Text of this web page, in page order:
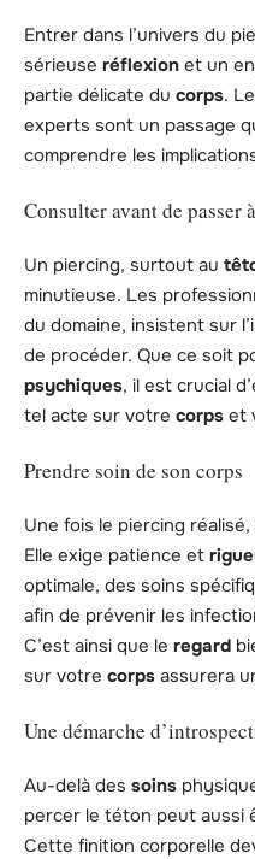
Entrer dans l’univers du
sérieuse réflexion et un
partie délicate du corps.
experts sont un passage
comprendre les
Consulter avant de passer
Un piercing, surtout au
minutieuse. Les
du domaine, insistent sur
de procéder. Que ce soit
psychiques, il est crucial
tel acte sur votre corps et
Prendre soin de son corps
Une fois le piercing réalisé,
Elle exige patience et
optimale, des soins
afin de prévenir les
C’est ainsi que le regard
sur votre corps assurera
Une démarche
Au-delà des soins
percer le téton peut aussi
Cette finition corporelle